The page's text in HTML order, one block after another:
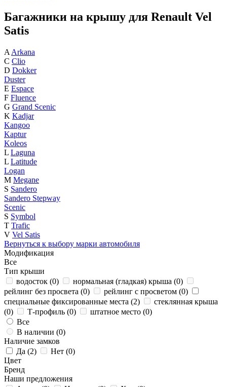
Багажники на крышу для Renault Vel
Satis
A Arkana
C Clio
D Dokker
Duster
E Espace
F Fluence
G Grand Scenic
K Kadjar
Kangoo
Kaptur
Koleos
L Laguna
L Latitude
Logan
M Megane
S Sandero
Sandero Stepway
Scenic
S Symbol
T Trafic
V Vel Satis
Вернуться к выбору марки автомобиля
Модификация
Все
Тип крыши
водосток (0) нормальная (гладкая) крыша (0)
рейлинг без просвета (0) рейлинг с просветом (0)
специальные фиксированные места (2)
стеклянная крыша
(0) Т-профиль (0) штатное место (0)
Все
В наличии (0)
Наличие замков
Да (2) Нет (0)
Цвет
Бренд
Наши предложения